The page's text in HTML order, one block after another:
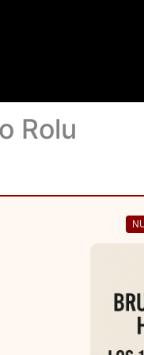
Rolu